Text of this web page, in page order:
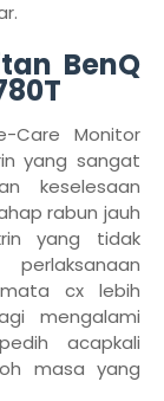
BenQ
Care Monitor
yang sangat
keselesaan
rabun jauh
yang tidak
mata cx lebih
mengalami
acapkali
masa yang